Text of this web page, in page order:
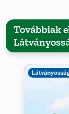
Továbbiak